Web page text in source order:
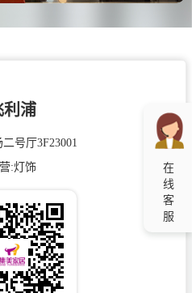
在
线
客
服
利浦
号厅3F23001
:灯饰